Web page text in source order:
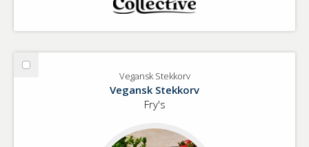
Välj
Vegansk Stekkorv
Vegansk Stekkorv
Fry's